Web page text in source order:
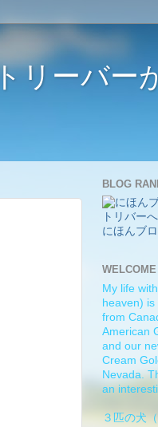
リーバー
BLOG
にほんブ
My life
heaven)
from
American
and our
Cream
Nevada.
an
３匹の犬